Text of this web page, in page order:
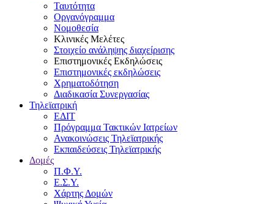
Ταυτότητα
Οργανόγραμμα
Νομοθεσία
Κλινικές Μελέτες
Στοιχείο ανάληψης διαχείρισης
Επιστημονικές Εκδηλώσεις
Επιστημονικές εκδηλώσεις
Χρηματοδότηση
Διαδικασία Συνεργασίας
Τηλεϊατρική
ΕΔΙΤ
Πρόγραμμα Τακτικών Ιατρείων
Ανακοινώσεις Τηλεϊατρικής
Εκπαιδεύσεις Τηλεϊατρικής
Δομές
Π.Φ.Υ.
Ε.Σ.Υ.
Χάρτης Δομών